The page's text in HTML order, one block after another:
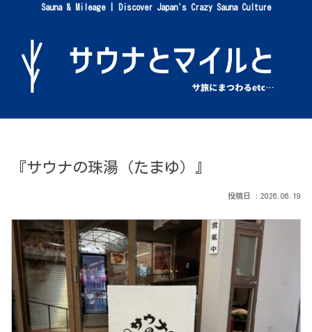
Sauna & Mileage | Discover Japan's Crazy Sauna Culture
『サウナの珠湯（たまゆ）』
2026.06.19